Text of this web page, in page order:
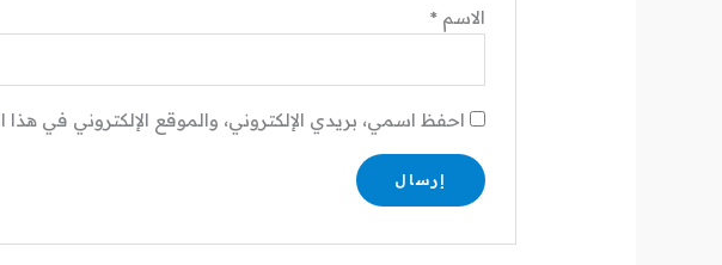
الاسم*
احفظ اسمي، بريدي الإلكتروني، والموقع الإلكتروني في